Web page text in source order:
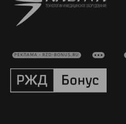
РЕКЛАМА • RZD-BONUS.RU